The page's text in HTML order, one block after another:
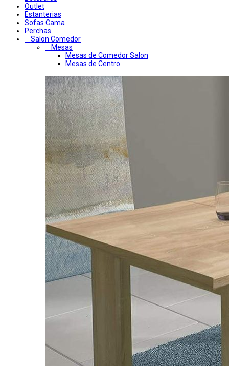
Outlet
Estanterias
Sofas Cama
Perchas
Salon Comedor
Mesas
Mesas de Comedor Salon
Mesas de Centro